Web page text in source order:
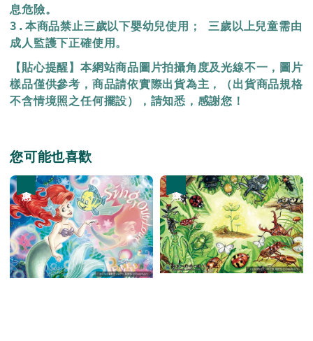
息危險。
3.本商品禁止三歲以下嬰幼兒使用； 三歲以上兒童需由
成人監護下正確使用。
【貼心提醒】本網站商品圖片拍攝角度及光線不一，圖片
樣品僅供參考，商品請依實際出貨為主，（出貨商品規格
不含情境照之任何擺設），請知悉，感謝您！
您可能也喜歡